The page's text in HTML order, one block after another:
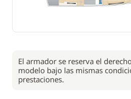
El armador se reserva el
modelo bajo las mismas
prestaciones.